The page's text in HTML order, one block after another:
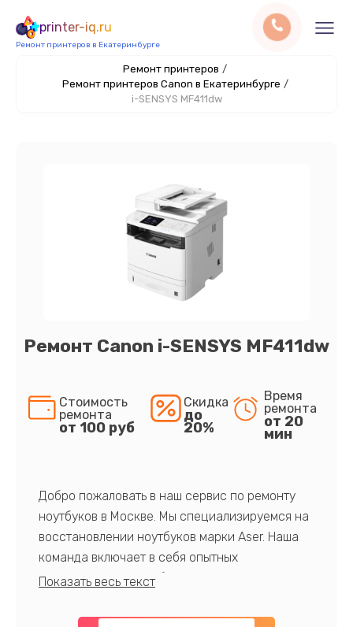
printer-iq.ru
Ремонт принтеров в Екатеринбурге
Ремонт принтеров /
Ремонт принтеров Canon в Екатеринбурге /
i-SENSYS MF411dw
Ремонт Canon i-SENSYS MF411dw
Стоимость
ремонта
от 100 руб
Скидка
до
20%
Время
ремонта
от 20
мин
Добро пожаловать в наш сервис по ремонту
ноутбуков в Москве. Мы специализируемся на
восстановлении ноутбуков марки Aser. Наша
команда включает в себя опытных
профессионалов с обширными знаниями и
предлагаем быстрый и качественный ремонт с